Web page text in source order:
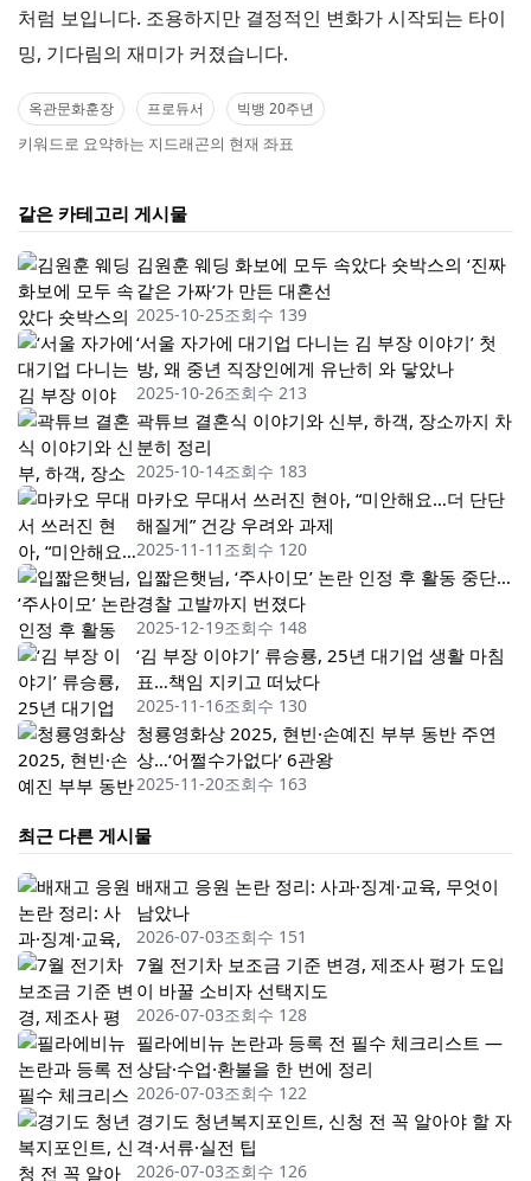
처럼 보입니다. 조용하지만 결정적인 변화가 시작되는 타이
밍, 기다림의 재미가 커졌습니다.
옥관문화훈장 프로듀서 빅뱅 20주년
키워드로 요약하는 지드래곤의 현재 좌표
같은 카테고리 게시물
김원훈 웨딩 화보에 모두 속았다 숏박스의 ‘진짜
같은 가짜’가 만든 대혼선
2025-10-25조회수 139
‘서울 자가에 대기업 다니는 김 부장 이야기’ 첫
방, 왜 중년 직장인에게 유난히 와 닿았나
2025-10-26조회수 213
곽튜브 결혼식 이야기와 신부, 하객, 장소까지 차
분히 정리
2025-10-14조회수 183
마카오 무대서 쓰러진 현아, “미안해요…더 단단
해질게” 건강 우려와 과제
2025-11-11 조회수 120
입짧은햇님, ‘주사이모’ 논란 인정 후 활동 중단…
경찰 고발까지 번졌다
2025-12-19조회수 148
‘김 부장 이야기’ 류승룡, 25년 대기업 생활 마침
표…책임 지키고 떠났다
2025-11-16조회수 130
청룡영화상 2025, 현빈·손예진 부부 동반 주연
상…‘어쩔수가없다’ 6관왕
2025-11-20조회수 163
최근 다른 게시물
배재고 응원 논란 정리: 사과·징계·교육, 무엇이
남았나
2026-07-03조회수 151
7월 전기차 보조금 기준 변경, 제조사 평가 도입
이 바꿀 소비자 선택지도
2026-07-03조회수 128
필라에비뉴 논란과 등록 전 필수 체크리스트 —
상담·수업·환불을 한 번에 정리
2026-07-03조회수 122
경기도 청년복지포인트, 신청 전 꼭 알아야 할 자
격·서류·실전 팁
2026-07-03조회수 126